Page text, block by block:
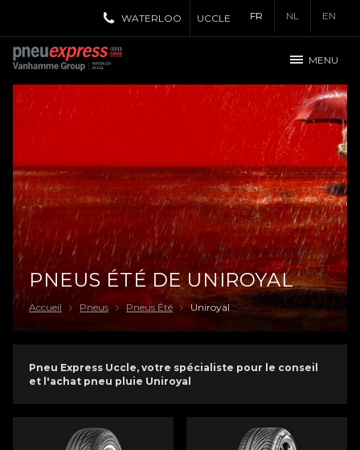
FR NL EN
WATERLOO UCCLE
MENU
PNEUS ÉTÉ DE UNIROYAL
Accueil Pneus Pneus Été Uniroyal
Pneu Express Uccle, votre spécialiste pour le conseil
et l'achat pneu pluie Uniroyal